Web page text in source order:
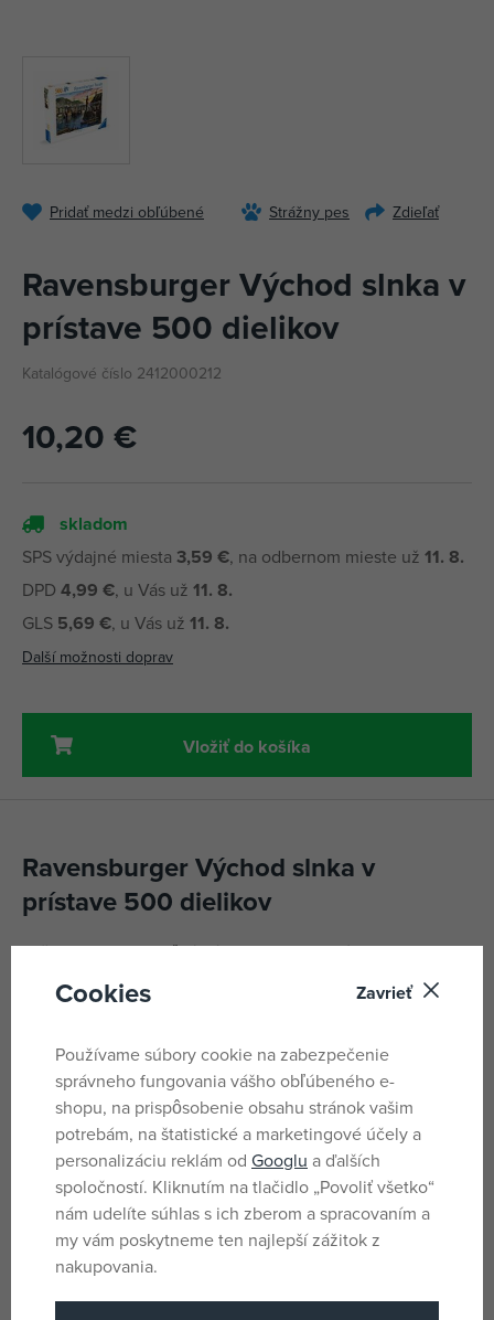
Pridať medzi obľúbené Strážny pes Zdieľať
Ravensburger Východ slnka v
prístave 500 dielikov
Katalógové číslo 2412000212
10,20 €
skladom
SPS výdajné miesta 3,59 €, na odbernom mieste už 11. 8.
DPD 4,99 €, u Vás už 11. 8.
GLS 5,69 €, u Vás už 11. 8.
Další možnosti doprav
Vložiť do košíka
Ravensburger Východ slnka v
prístave 500 dielikov
Zažite neporovnateľnú zábavu pri skladaní vysoko
kvalitného puzzle s motívom východu slnka v prístave od
spoločnosti Ravensburger. Jedinečné dieliky puzzle do
Parametre
Pohlavie Pro holky i kluky
Farba Viacfarebné
Materiál TvrdenéPapir
Cookies Zavrieť
Používame súbory cookie na zabezpečenie
správneho fungovania vášho obľúbeného e-
shopu, na prispôsobenie obsahu stránok vašim
potrebám, na štatistické a marketingové účely a
personalizáciu reklám od Googlu a ďalších
spoločností. Kliknutím na tlačidlo „Povoliť všetko“
nám udelíte súhlas s ich zberom a spracovaním a
my vám poskytneme ten najlepší zážitok z
nakupovania.